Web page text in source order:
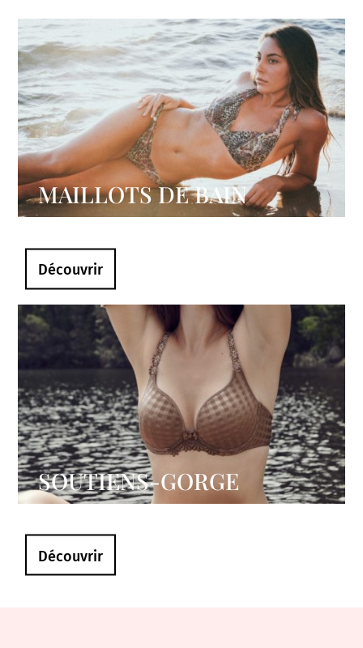
MAILLOTS DE BAIN
Découvrir
SOUTIENS-GORGE
Découvrir